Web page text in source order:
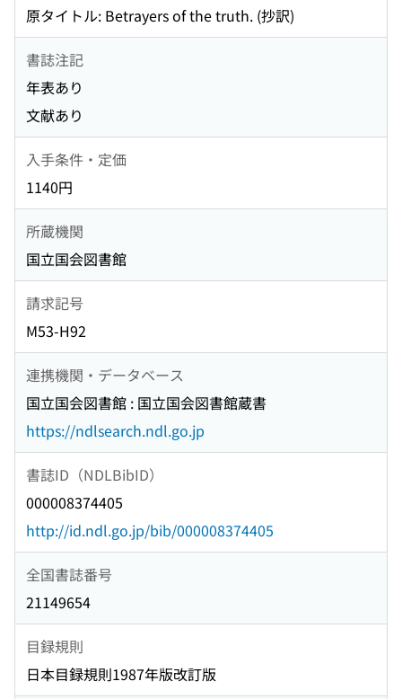
原タイトル: Betrayers of the truth. (抄訳)
書誌注記
年表あり
文献あり
入手条件・定価
1140円
所蔵機関
国立国会図書館
請求記号
M53-H92
連携機関・データベース
国立国会図書館 : 国立国会図書館蔵書
https://ndlsearch.ndl.go.jp
書誌ID（NDLBibID）
000008374405
http://id.ndl.go.jp/bib/000008374405
全国書誌番号
21149654
目録規則
日本目録規則1987年版改訂版